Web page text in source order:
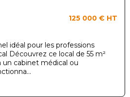
125 000 € HT
idéal pour les professions
Découvrez ce local de 55 m²
cabinet médical ou